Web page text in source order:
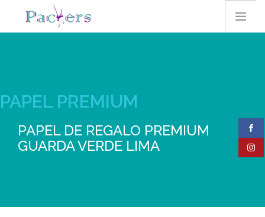
CONTACTO
PAPEL PREMIUM
PAPEL DE REGALO PREMIUM
GUARDA VERDE LIMA